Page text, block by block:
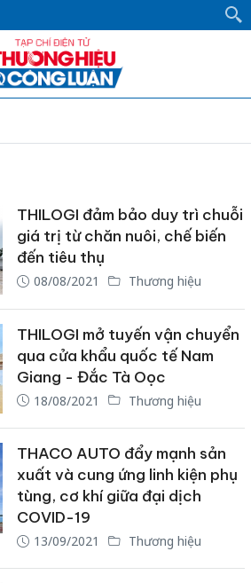
THILOGI đảm bảo duy trì chuỗi
giá trị từ chăn nuôi, chế biến
đến tiêu thụ
08/08/2021 Thương hiệu
THILOGI mở tuyến vận chuyển
qua cửa khẩu quốc tế Nam
Giang - Đắc Tà Oọc
18/08/2021 Thương hiệu
THACO AUTO đẩy mạnh sản
xuất và cung ứng linh kiện phụ
tùng, cơ khí giữa đại dịch
COVID-19
13/09/2021 Thương hiệu